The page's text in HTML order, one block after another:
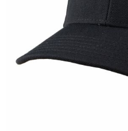
Voetbal, EK en WK
Voor de bouw